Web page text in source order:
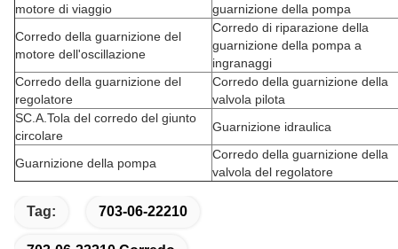
motore di viaggio
guarnizione della pompa
Corredo della guarnizione del
motore dell'oscillazione
Corredo di riparazione della
guarnizione della pompa a
ingranaggi
Corredo della guarnizione del
regolatore
Corredo della guarnizione della
valvola pilota
SC.A.Tola del corredo del giunto
circolare
Guarnizione idraulica
Guarnizione della pompa
Corredo della guarnizione della
valvola del regolatore
Tag: 703-06-22210